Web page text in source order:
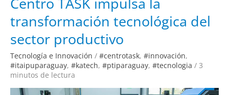
transformación tecnológica del
sector productivo
Tecnología e Innovación / #centrotask, #innovación,
#itaipuparaguay, #katech, #ptiparaguay, #tecnologia / 3
minutos de lectura
TASK
impulsa
la
transformación
del
sector
productivo